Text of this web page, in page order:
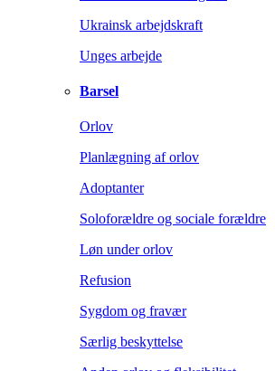
Ukrainsk arbejdskraft
Unges arbejde
Barsel
Orlov
Planlægning af orlov
Adoptanter
Soloforældre og sociale forældre
Løn under orlov
Refusion
Sygdom og fravær
Særlig beskyttelse